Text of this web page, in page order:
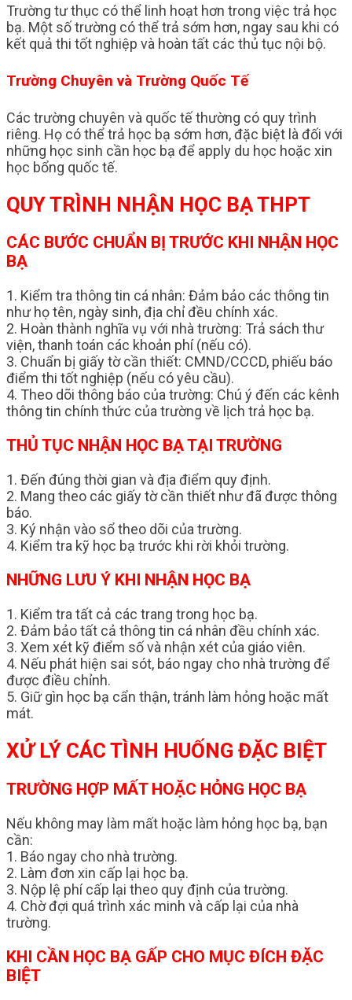
Trường tư thục có thể linh hoạt hơn trong việc trả học
bạ. Một số trường có thể trả sớm hơn, ngay sau khi có
kết quả thi tốt nghiệp và hoàn tất các thủ tục nội bộ.
Trường Chuyên và Trường Quốc Tế
Các trường chuyên và quốc tế thường có quy trình
riêng. Họ có thể trả học bạ sớm hơn, đặc biệt là đối với
những học sinh cần học bạ để apply du học hoặc xin
học bổng quốc tế.
QUY TRÌNH NHẬN HỌC BẠ THPT
CÁC BƯỚC CHUẨN BỊ TRƯỚC KHI NHẬN HỌC
BẠ
1. Kiểm tra thông tin cá nhân: Đảm bảo các thông tin
như họ tên, ngày sinh, địa chỉ đều chính xác.
2. Hoàn thành nghĩa vụ với nhà trường: Trả sách thư
viện, thanh toán các khoản phí (nếu có).
3. Chuẩn bị giấy tờ cần thiết: CMND/CCCD, phiếu báo
điểm thi tốt nghiệp (nếu có yêu cầu).
4. Theo dõi thông báo của trường: Chú ý đến các kênh
thông tin chính thức của trường về lịch trả học bạ.
THỦ TỤC NHẬN HỌC BẠ TẠI TRƯỜNG
1. Đến đúng thời gian và địa điểm quy định.
2. Mang theo các giấy tờ cần thiết như đã được thông
báo.
3. Ký nhận vào sổ theo dõi của trường.
4. Kiểm tra kỹ học bạ trước khi rời khỏi trường.
NHỮNG LƯU Ý KHI NHẬN HỌC BẠ
1. Kiểm tra tất cả các trang trong học bạ.
2. Đảm bảo tất cả thông tin cá nhân đều chính xác.
3. Xem xét kỹ điểm số và nhận xét của giáo viên.
4. Nếu phát hiện sai sót, báo ngay cho nhà trường để
được điều chỉnh.
5. Giữ gìn học bạ cẩn thận, tránh làm hỏng hoặc mất
mát.
XỬ LÝ CÁC TÌNH HUỐNG ĐẶC BIỆT
TRƯỜNG HỢP MẤT HOẶC HỎNG HỌC BẠ
Nếu không may làm mất hoặc làm hỏng học bạ, bạn
cần:
1. Báo ngay cho nhà trường.
2. Làm đơn xin cấp lại học bạ.
3. Nộp lệ phí cấp lại theo quy định của trường.
4. Chờ đợi quá trình xác minh và cấp lại của nhà
trường.
KHI CẦN HỌC BẠ GẤP CHO MỤC ĐÍCH ĐẶC
BIỆT